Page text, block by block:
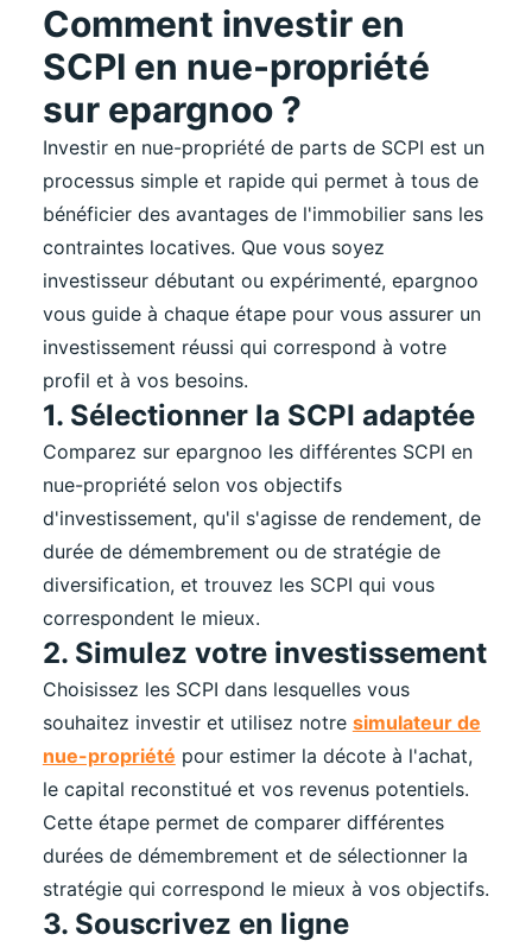
Comment investir en
SCPI en nue-propriété
sur epargnoo ?
Investir en nue-propriété de parts de SCPI est un
processus simple et rapide qui permet à tous de
bénéficier des avantages de l'immobilier sans les
contraintes locatives. Que vous soyez
investisseur débutant ou expérimenté, epargnoo
vous guide à chaque étape pour vous assurer un
investissement réussi qui correspond à votre
profil et à vos besoins.
1. Sélectionner la SCPI adaptée
Comparez sur epargnoo les différentes SCPI en
nue-propriété selon vos objectifs
d'investissement, qu'il s'agisse de rendement, de
durée de démembrement ou de stratégie de
diversification, et trouvez les SCPI qui vous
correspondent le mieux.
2. Simulez votre investissement
Choisissez les SCPI dans lesquelles vous
souhaitez investir et utilisez notre simulateur de
nue-propriété pour estimer la décote à l'achat,
le capital reconstitué et vos revenus potentiels.
Cette étape permet de comparer différentes
durées de démembrement et de sélectionner la
stratégie qui correspond le mieux à vos objectifs.
3. Souscrivez en ligne